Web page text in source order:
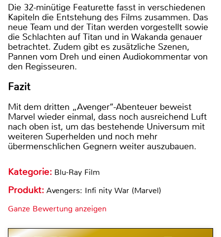
Die 32-minütige Featurette fasst in verschiedenen
Kapiteln die Entstehung des Films zusammen. Das
neue Team und der Titan werden vorgestellt sowie
die Schlachten auf Titan und in Wakanda genauer
betrachtet. Zudem gibt es zusätzliche Szenen,
Pannen vom Dreh und einen Audiokommentar von
den Regisseuren.
Fazit
Mit dem dritten „Avenger‘‘-Abenteuer beweist
Marvel wieder einmal, dass noch ausreichend Luft
nach oben ist, um das bestehende Universum mit
weiteren Superhelden und noch mehr
übermenschlichen Gegnern weiter auszubauen.
Kategorie: Blu-Ray Film
Produkt: Avengers: Infi nity War (Marvel)
Ganze Bewertung anzeigen